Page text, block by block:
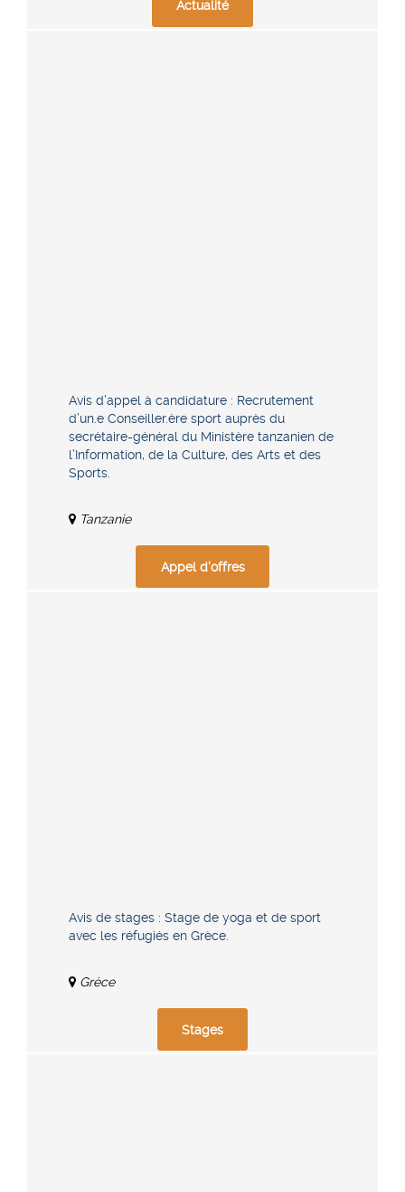
Actualité
Avis d’appel à candidature : Recrutement
d’un.e Conseiller.ère sport auprès du
secrétaire-général du Ministère tanzanien de
l’Information, de la Culture, des Arts et des
Sports.
Tanzanie
Appel d'offres
Avis de stages : Stage de yoga et de sport
avec les réfugiés en Grèce.
Grèce
Stages